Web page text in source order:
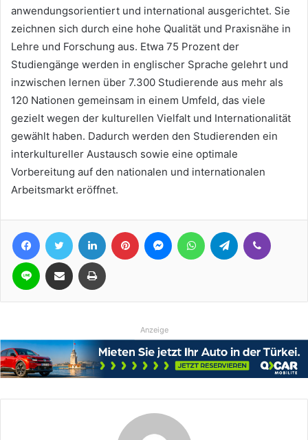
anwendungsorientiert und international ausgerichtet. Sie
zeichnen sich durch eine hohe Qualität und Praxisnähe in
Lehre und Forschung aus. Etwa 75 Prozent der
Studiengänge werden in englischer Sprache gelehrt und
inzwischen lernen über 7.300 Studierende aus mehr als
120 Nationen gemeinsam in einem Umfeld, das viele
gezielt wegen der kulturellen Vielfalt und Internationalität
gewählt haben. Dadurch werden den Studierenden ein
interkultureller Austausch sowie eine optimale
Vorbereitung auf den nationalen und internationalen
Arbeitsmarkt eröffnet.
FacebookTwitter LinkedIn Pinterest MessengerWhatsAppTelegram
Line Teile per E-Mail Drucken
Anzeige